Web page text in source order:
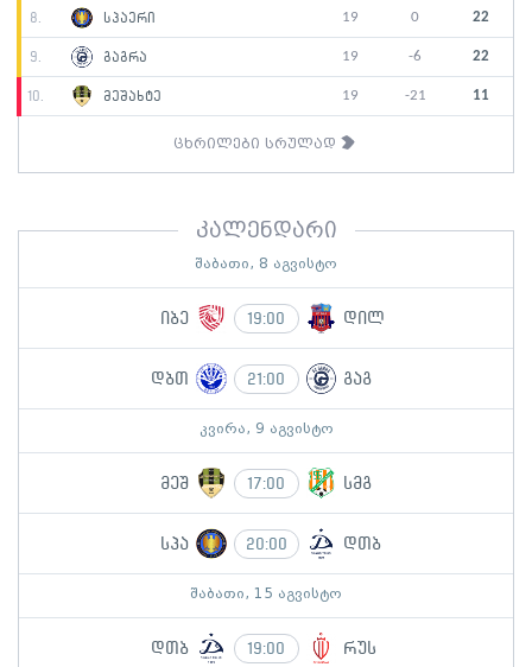
8. სპაერი 19 0 22
9. გაგრა 19 -6 22
10. მეშახტე 19 -21 11
ცხრილები სრულად
კალენდარი
შაბათი, 8 აგვისტო
იბე 19:00 დილ
დბთ 21:00 გაგ
კვირა, 9 აგვისტო
მეშ 17:00 სმგ
სპა 20:00 დთბ
შაბათი, 15 აგვისტო
დთბ 19:00 რუს